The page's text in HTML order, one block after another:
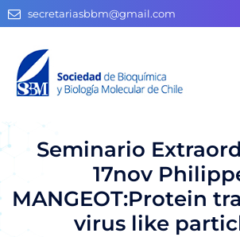
secretariasbbm@gmail.com
Seminario
17nov
MANGEOT:Protein
virus like